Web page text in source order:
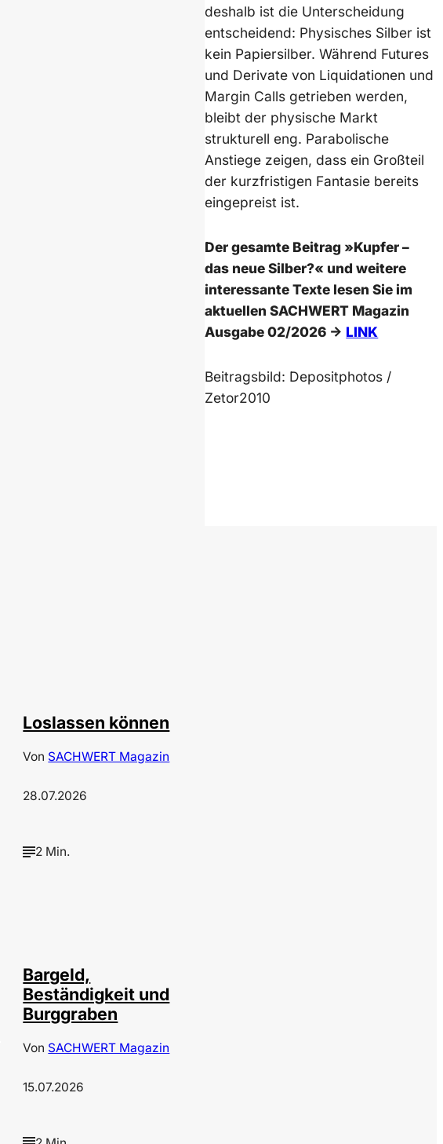
deshalb ist die Unterscheidung
entscheidend: Physisches Silber ist
kein Papiersilber. Während Futures
und Derivate von Liquidationen und
Margin Calls getrieben werden,
bleibt der physische Markt
strukturell eng. Parabolische
Anstiege zeigen, dass ein Großteil
der kurzfristigen Fantasie bereits
eingepreist ist.
Der gesamte Beitrag »Kupfer –
das neue Silber?« und weitere
interessante Texte lesen Sie im
aktuellen SACHWERT Magazin
Ausgabe 02/2026 -> LINK
Beitragsbild: Depositphotos /
Zetor2010
Loslassen können
Von SACHWERT Magazin
28.07.2026
2 Min.
Bargeld,
Beständigkeit und
Burggraben
Von SACHWERT Magazin
15.07.2026